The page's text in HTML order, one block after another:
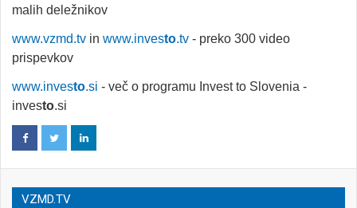
malih deležnikov
www.vzmd.tv in www.investo.tv - preko 300 video
prispevkov
www.investo.si - več o programu Invest to Slovenia -
investo.si
VZMD.TV